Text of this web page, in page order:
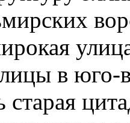
в юго-
старая